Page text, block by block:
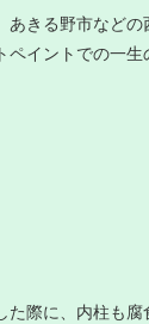
きる野市など
イントでの一
際に、内柱も